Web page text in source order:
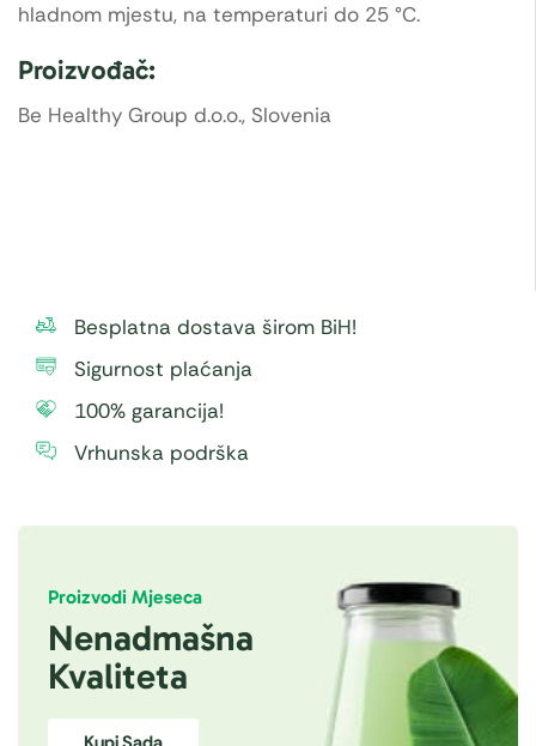
hladnom mjestu, na temperaturi do 25 °C.
Proizvođač:
Be Healthy Group d.o.o., Slovenia
Besplatna dostava širom BiH!
Sigurnost plaćanja
100% garancija!
Vrhunska podrška
Proizvodi Mjeseca
Nenadmašna
Kvaliteta